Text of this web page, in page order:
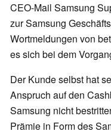
CEO-Mail Samsung
zur Samsung
Wortmeldungen von
es sich bei dem
Der Kunde selbst hat
Anspruch auf den
Samsung nicht
Prämie in Form des